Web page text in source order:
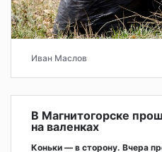
Иван Маслов
В Магнитогорске
на валенках
Коньки — в сторону. Вчера